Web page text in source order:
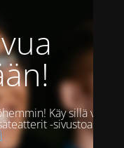
Käy sillä välin
-sivustoamme: